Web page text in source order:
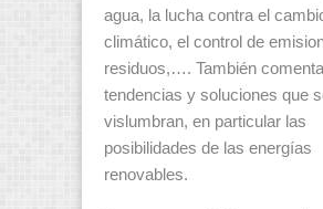
agua, la lucha contra el
climático, el control de
residuos,…. También
tendencias y soluciones que
vislumbran, en particular las
posibilidades de las energías
renovables.